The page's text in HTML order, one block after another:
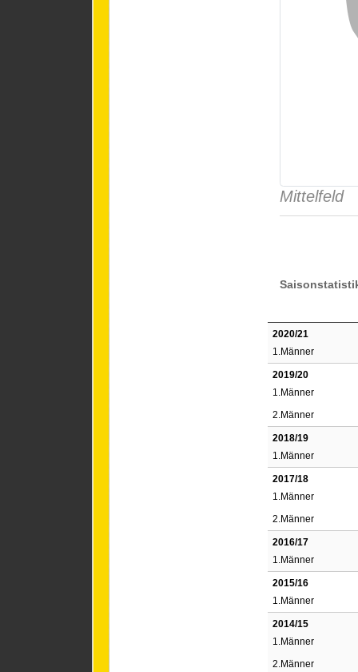
Mittelfeld
2020/21
1.Männer
2019/20
1.Männer
2.Männer
2018/19
1.Männer
2017/18
1.Männer
2.Männer
2016/17
1.Männer
2015/16
1.Männer
2014/15
1.Männer
2.Männer